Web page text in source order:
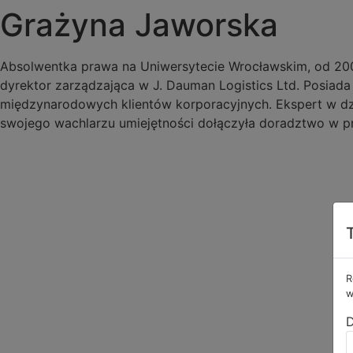
Grażyna Jaworska
Absolwentka prawa na Uniwersytecie Wrocławskim, od
dyrektor zarządzająca w J. Dauman Logistics Ltd.
międzynarodowych klientów korporacyjnych. Ekspert w
swojego wachlarzu umiejętności dołączyła doradztwo w